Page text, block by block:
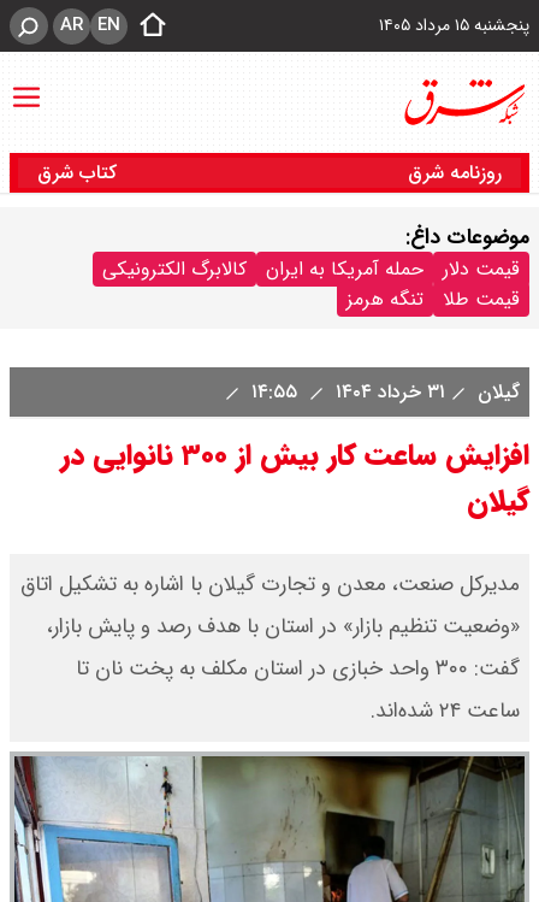
پنجشنبه ۱۵ مرداد ۱۴۰۵ EN
AR
روزنامه شرق کتاب شرق
موضوعات داغ:
قیمت دلار حمله آمریکا به ایران
کالابرگ الکترونیکی
قیمت طلا
تنگه هرمز
گیلان ۳۱ خرداد ۱۴۰۴
افزایش ساعت کار بیش از ۳۰۰ نانوایی در
گیلان
مدیرکل صنعت، معدن و تجارت گیلان با اشاره به تشکیل اتاق
«وضعیت تنظیم بازار» در استان با هدف رصد و پایش بازار،
گفت: ۳۰۰ واحد خبازی در استان مکلف به پخت نان تا
ساعت ۲۴ شده‌اند.